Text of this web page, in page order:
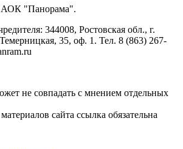
"Панорама".
344008, Ростовская обл., г.
35, оф. 1. Тел. 8 (863) 267-
не совпадать с мнением отдельных
сайта ссылка обязательна